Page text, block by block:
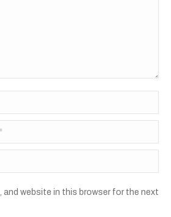
and website in this browser for the next